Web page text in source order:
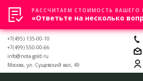
+7(495) 135-00-10
+7(499) 550-00-66
info@nota-gold.ru
Москва, ул. Сущевский вал, 49
РАССЧИТАЕМ СТОИМОСТЬ ВАШЕГО
«Ответьте на несколько